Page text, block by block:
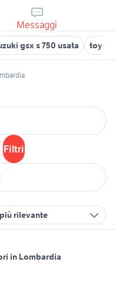
Messaggi
gsx s 750 usata
Filtri
rilevante
in Lombardia